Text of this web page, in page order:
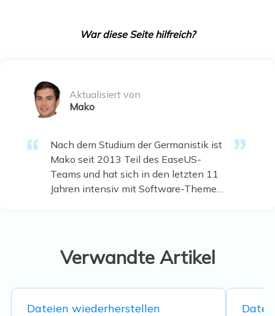
War diese Seite hilfreich?
Aktualisiert von
Mako
Nach dem Studium der Germanistik ist
Mako seit 2013 Teil des EaseUS-
Teams und hat sich in den letzten 11
Jahren intensiv mit Software-Themen
Multimedia-Software. …
Verwandte Artikel
Dateien wiederherstellen